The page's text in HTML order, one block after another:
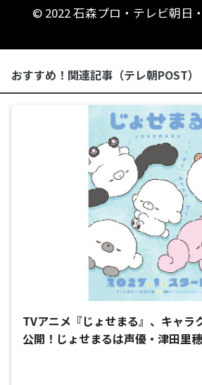
© 2022 石森プロ・テレビ朝日
おすすめ！関連記事（テレ朝POST）
TVアニメ『じょせまる』、キャラ
公開！じょせまるは声優・津田里